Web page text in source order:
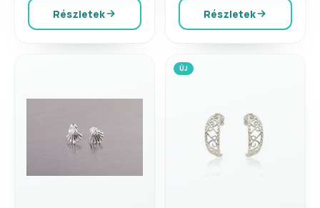
Részletek Részletek
ÚJ